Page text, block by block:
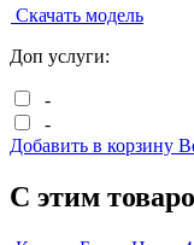
Скачать модель
Доп услуги:
-
-
Добавить в корзину
С этим